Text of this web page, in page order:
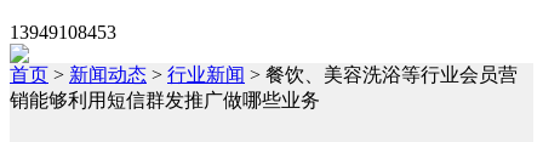
13949108453
首页 > 新闻动态 > 行业新闻 > 餐饮、美容洗浴等行业会员营
销能够利用短信群发推广做哪些业务